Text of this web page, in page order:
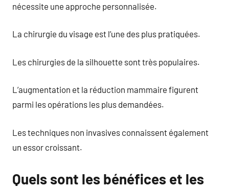
nécessite une approche personnalisée.
La chirurgie du visage est l’une des plus pratiquées.
Les chirurgies de la silhouette sont très populaires.
L’augmentation et la réduction mammaire figurent
parmi les opérations les plus demandées.
Les techniques non invasives connaissent également
un essor croissant.
Quels sont les bénéfices et les